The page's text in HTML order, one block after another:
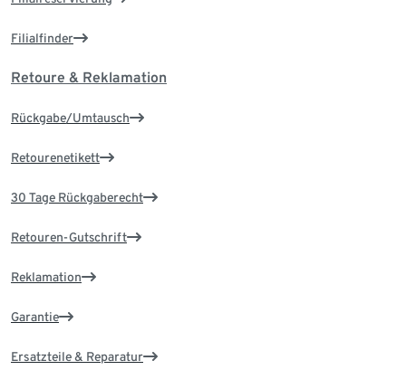
Filialfinder
Retoure & Reklamation
Rückgabe/Umtausch
Retourenetikett
30 Tage Rückgaberecht
Retouren-Gutschrift
Reklamation
Garantie
Ersatzteile & Reparatur